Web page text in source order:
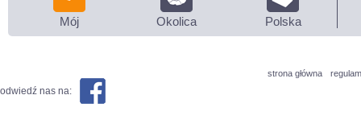
Mój Okolica Polska
strona główna
odwiedź nas na: